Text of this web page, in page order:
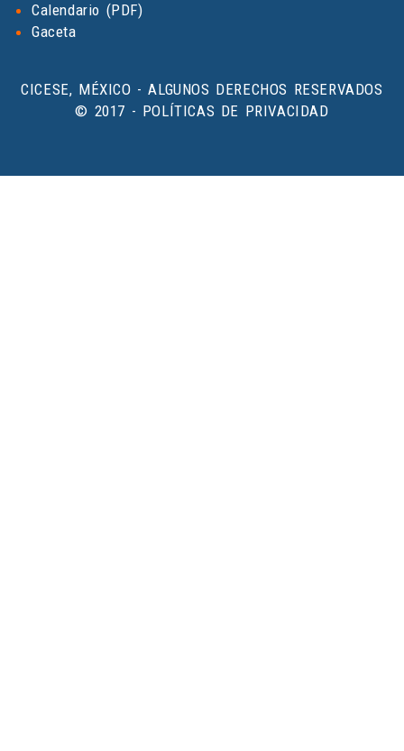
Calendario (PDF)
Gaceta
CICESE, MÉXICO - ALGUNOS DERECHOS RESERVADOS
© 2017 - POLÍTICAS DE PRIVACIDAD